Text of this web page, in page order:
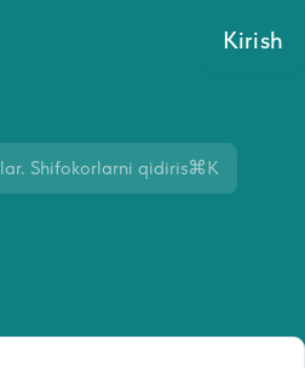
Kirish
⌘K